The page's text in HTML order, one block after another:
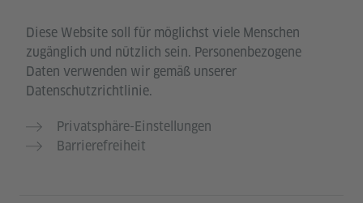
Diese Website soll für möglichst viele Menschen
zugänglich und nützlich sein. Personenbezogene
Daten verwenden wir gemäß unserer
Datenschutzrichtlinie.
Privatsphäre-Einstellungen
Barrierefreiheit